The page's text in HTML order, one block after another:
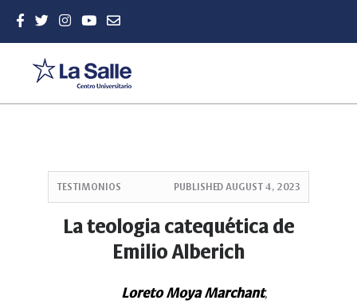
TESTIMONIOS PUBLISHED AUGUST 4, 2023
La teologia catequética de
Emilio Alberich
Loreto Moya Marchant,